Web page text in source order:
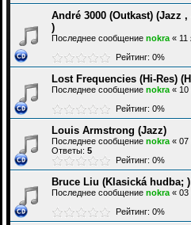
André 3000 (Outkast) (Jazz
)
Последнее сообщение nokra « 11
Рейтинг: 0%
Lost Frequencies (Hi-Res)
Последнее сообщение nokra « 10
Рейтинг: 0%
Louis Armstrong (Jazz)
Последнее сообщение nokra « 07
Ответы: 5
Рейтинг: 0%
Bruce Liu (Klasická hudba; )
Последнее сообщение nokra « 03
Рейтинг: 0%